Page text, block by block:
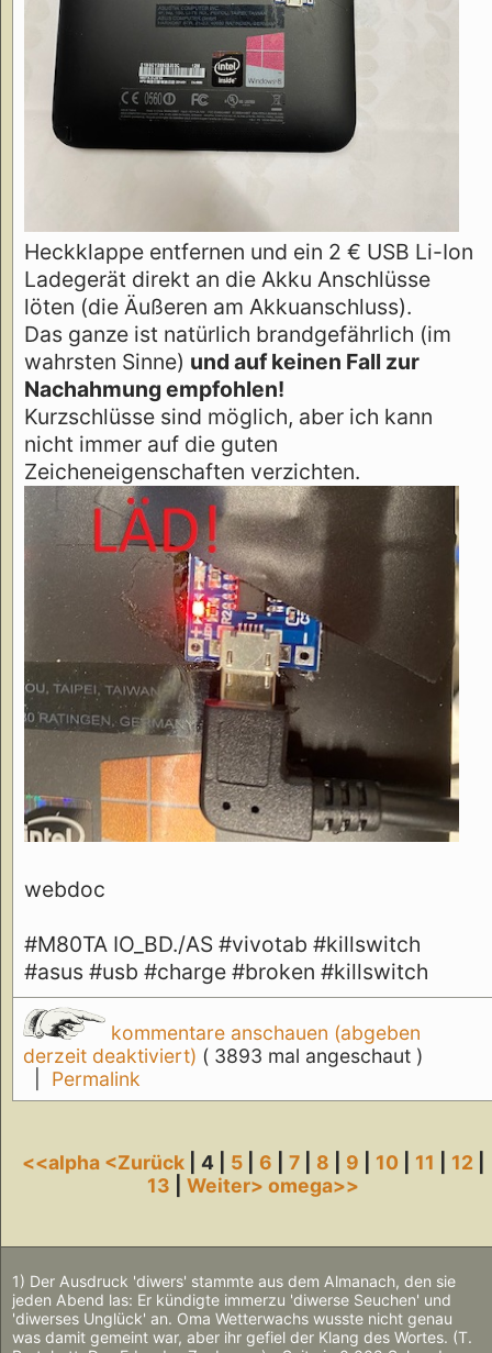
Heckklappe entfernen und ein 2 € USB Li-Ion
Ladegerät direkt an die Akku Anschlüsse
löten (die Äußeren am Akkuanschluss).
Das ganze ist natürlich brandgefährlich (im
wahrsten Sinne) und auf keinen Fall zur
Nachahmung empfohlen!
Kurzschlüsse sind möglich, aber ich kann
nicht immer auf die guten
Zeicheneigenschaften verzichten.
webdoc
#M80TA IO_BD./AS #vivotab #killswitch
#asus #usb #charge #broken #killswitch
kommentare anschauen (abgeben
derzeit deaktiviert) ( 3893 mal angeschaut )
Permalink
<<alpha <Zurück | 4 | 5| 6 7| 8 9 10| 11 12
13 |Weiter>omega>>
1) Der Ausdruck 'diwers' stammte aus dem Almanach, den sie
jeden Abend las: Er kündigte immerzu 'diwerse Seuchen' und
'diwerses Unglück' an. Oma Wetterwachs wusste nicht genau
was damit gemeint war, aber ihr gefiel der Klang des Wortes. (T.